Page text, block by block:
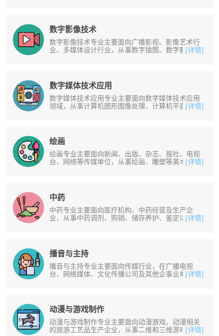
数字影像技术
数字影像技术专业主要面向广播影视、影像艺术行
业、多媒体设计行业，从事数字插图、数字影像、
[详情]
数字媒体技术应用
数字媒体技术应用专业主要面向数字媒体技术应用
领域，从事计算机图形图像处理、计算机平面设计
[详情]
绘画
绘画专业主要面向新闻、出版、杂志、报社、电视
台、网络等传媒单位，从事绘画、雕塑等美术创作
[详情]
中药
中药专业主要面向医疗机构、中药经营及生产企
业，从事中药调剂、购销、储存养护、鉴定以及中
[详情]
播音与主持
播音与主持专业主要面向传媒行业，在广播电视
台、网络媒体、文化传播公司及其他企事业单位，
[详情]
动漫与游戏制作
动漫与游戏制作专业主要面向动漫游戏、动漫相关
的旅游工艺品生产企业，从事二维和三维游戏制[详情]